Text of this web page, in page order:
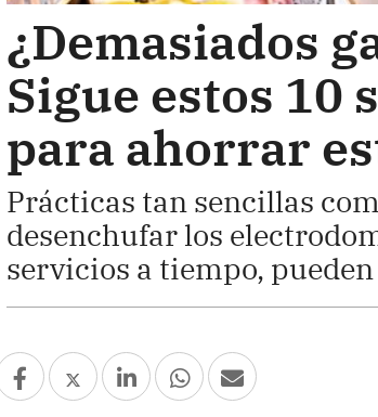
¿Demasiados
Sigue estos 10
para ahorrar
Prácticas tan sencillas
desenchufar los
servicios a tiempo,